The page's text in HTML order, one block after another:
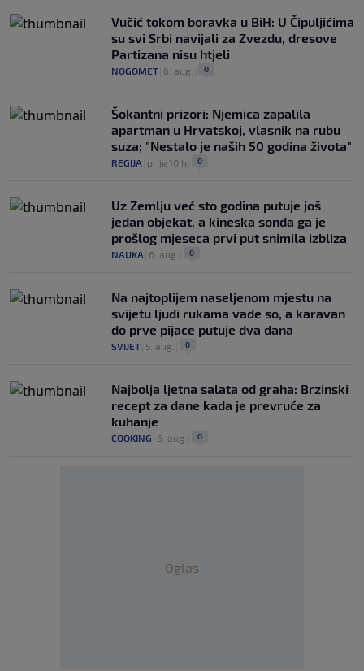
Vučić tokom boravka u BiH: U Čipuljićima
su svi Srbi navijali za Zvezdu, dresove
Partizana nisu htjeli
NOGOMET 6. aug. 0
Šokantni prizori: Njemica zapalila
apartman u Hrvatskoj, vlasnik na rubu
suza; "Nestalo je naših 50 godina života"
REGIJA prije 10 h 0
Uz Zemlju već sto godina putuje još
jedan objekat, a kineska sonda ga je
prošlog mjeseca prvi put snimila izbliza
NAUKA 6. aug. 0
Na najtoplijem naseljenom mjestu na
svijetu ljudi rukama vade so, a karavan
do prve pijace putuje dva dana
SVIJET 5. aug. 0
Najbolja ljetna salata od graha: Brzinski
recept za dane kada je prevruće za
kuhanje
COOKING 6. aug. 0
Oglas